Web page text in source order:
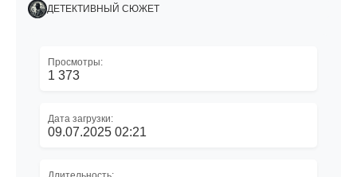
ДЕТЕКТИВНЫЙ СЮЖЕТ
Просмотры:
1 373
Дата загрузки:
09.07.2025 02:21